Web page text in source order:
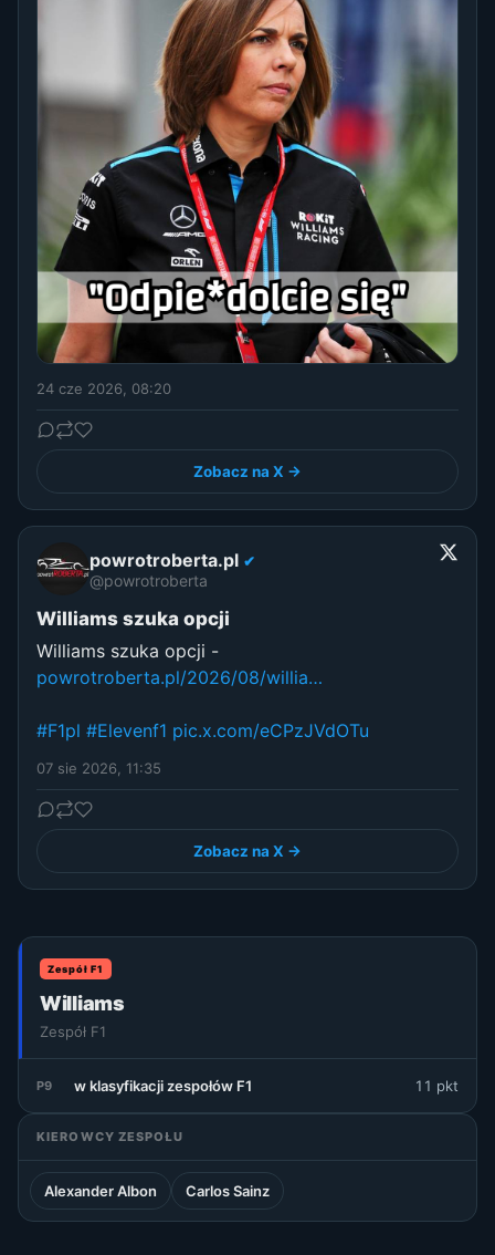
24 cze 2026, 08:20
Zobacz na X →
powrotroberta.pl ✔
@powrotroberta
Williams szuka opcji
Williams szuka opcji -
powrotroberta.pl/2026/08/willia…
#F1pl #Elevenf1 pic.x.com/eCPzJVdOTu
07 sie 2026, 11:35
Zobacz na X →
Zespół F1
Williams
Zespół F1
P9 w klasyfikacji zespołów F1 11 pkt
KIEROWCY ZESPOŁU
Alexander Albon Carlos Sainz